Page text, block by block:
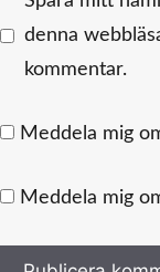
denna
kommentar.
Meddela mig
Meddela mig